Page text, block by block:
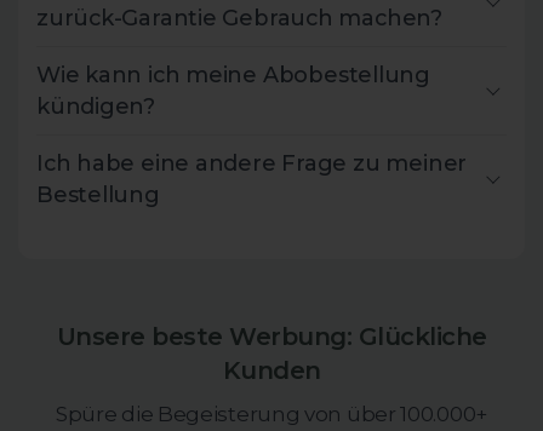
zurück-Garantie Gebrauch machen?
Wie kann ich meine Abobestellung
kündigen?
Ich habe eine andere Frage zu meiner
Bestellung
Unsere beste Werbung: Glückliche
Kunden
Spüre die Begeisterung von über 100.000+